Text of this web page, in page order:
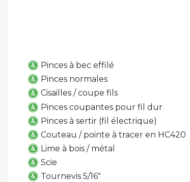
Pinces à bec effilé
Pinces normales
Cisailles / coupe fils
Pinces coupantes pour fil dur
Pinces à sertir (fil électrique)
Couteau / pointe à tracer en HC420
Lime à bois / métal
Scie
Tournevis 5/16"